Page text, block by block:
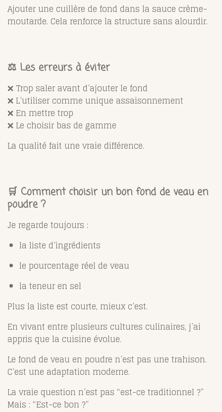
Ajouter une cuillère de fond dans la sauce crème-
moutarde. Cela renforce la structure sans alourdir.
⚖️ Les erreurs à éviter
❌ Trop saler avant d’ajouter le fond
❌ L’utiliser comme unique assaisonnement
❌ En mettre trop
❌ Le choisir bas de gamme
La qualité fait une vraie différence.
🛒 Comment choisir un bon fond de veau en
poudre ?
Je regarde toujours :
la liste d’ingrédients
le pourcentage réel de veau
la teneur en sel
Plus la liste est courte, mieux c’est.
En vivant entre plusieurs cultures culinaires, j’ai
appris que la cuisine évolue.
Le fond de veau en poudre n’est pas une trahison.
C’est une adaptation moderne.
La vraie question n’est pas “est-ce traditionnel ?”
Mais : “Est-ce bon ?”